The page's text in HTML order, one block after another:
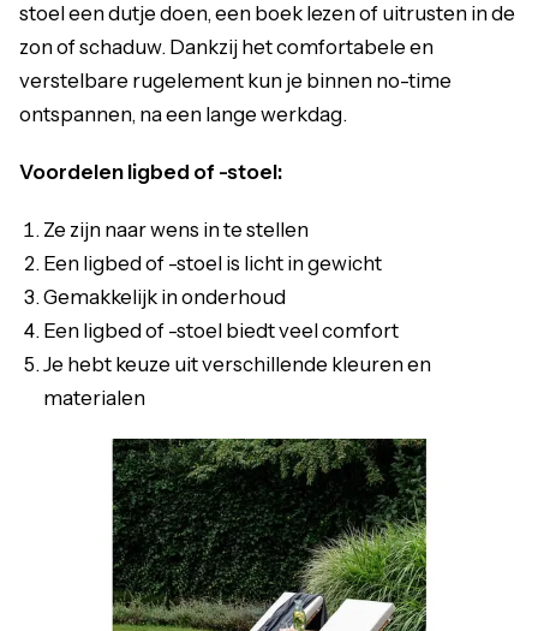
stoel een dutje doen, een boek lezen of uitrusten in de
zon of schaduw. Dankzij het comfortabele en
verstelbare rugelement kun je binnen no-time
ontspannen, na een lange werkdag.
Voordelen ligbed of -stoel:
Ze zijn naar wens in te stellen
Een ligbed of -stoel is licht in gewicht
Gemakkelijk in onderhoud
Een ligbed of -stoel biedt veel comfort
Je hebt keuze uit verschillende kleuren en
materialen